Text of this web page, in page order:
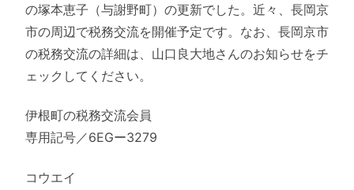
の塚本恵子（与謝野町）の更新でした。近々、長岡京
市の周辺で税務交流を開催予定です。なお、長岡京市
の税務交流の詳細は、山口良大地さんのお知らせをチ
ェックしてください。
伊根町の税務交流会員
専用記号／6EGー3279
コウエイ